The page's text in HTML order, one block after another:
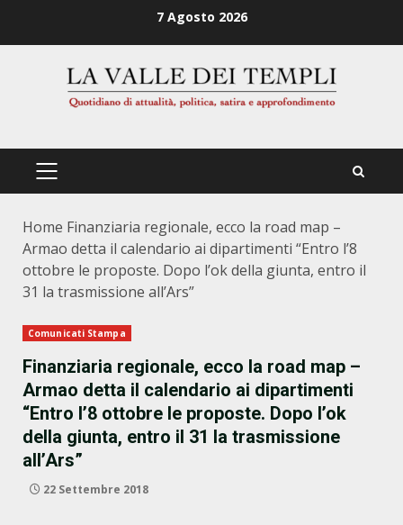
7 Agosto 2026
PRIMÄRES
Home Finanziaria regionale, ecco la road map –
Armao detta il calendario ai dipartimenti “Entro l’8
ottobre le proposte. Dopo l’ok della giunta, entro il
31 la trasmissione all’Ars”
Comunicati Stampa
Finanziaria regionale, ecco la road map –
Armao detta il calendario ai dipartimenti
“Entro l’8 ottobre le proposte. Dopo l’ok
della giunta, entro il 31 la trasmissione
all’Ars”
22 Settembre 2018